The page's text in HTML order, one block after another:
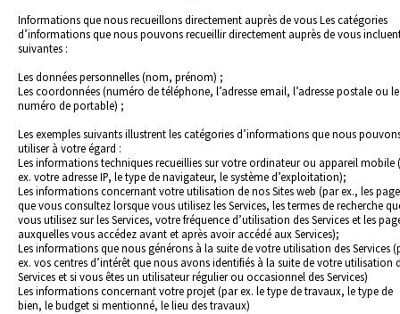
Informations que nous recueillons directement auprès de vous Les catégories
d’informations que nous pouvons recueillir directement auprès de vous
suivantes :
Les données personnelles (nom, prénom) ;
Les coordonnées (numéro de téléphone, l’adresse email, l’adresse postale ou le
numéro de portable) ;
Les exemples suivants illustrent les catégories d’informations que nous
utiliser à votre égard :
Les informations techniques recueillies sur votre ordinateur ou appareil mobile
ex. votre adresse IP, le type de navigateur, le système d’exploitation);
Les informations concernant votre utilisation de nos Sites web (par ex., les
que vous consultez lorsque vous utilisez les Services, les termes de recherche
vous utilisez sur les Services, votre fréquence d’utilisation des Services et les
auxquelles vous accédez avant et après avoir accédé aux Services);
Les informations que nous générons à la suite de votre utilisation des Services
ex. vos centres d’intérêt que nous avons identifiés à la suite de votre utilisation
Services et si vous êtes un utilisateur régulier ou occasionnel des Services)
Les informations concernant votre projet (par ex. le type de travaux, le type de
bien, le budget si mentionné, le lieu des travaux)